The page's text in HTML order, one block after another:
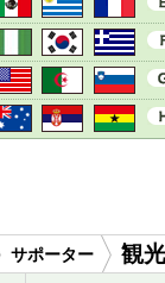
サポーター 観